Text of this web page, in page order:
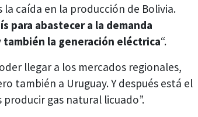
caída en la producción de Bolivia.
para abastecer a la demanda
la generación eléctrica“.
llegar a los mercados regionales,
también a Uruguay. Y después está el
gas natural licuado”.